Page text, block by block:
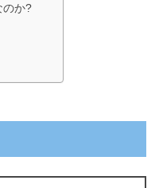
のか?